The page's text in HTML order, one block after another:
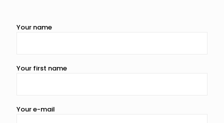
Your name
Your first name
Your e-mail